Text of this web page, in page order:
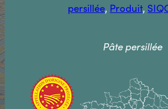
persillée, Produit,
Pâte persillée